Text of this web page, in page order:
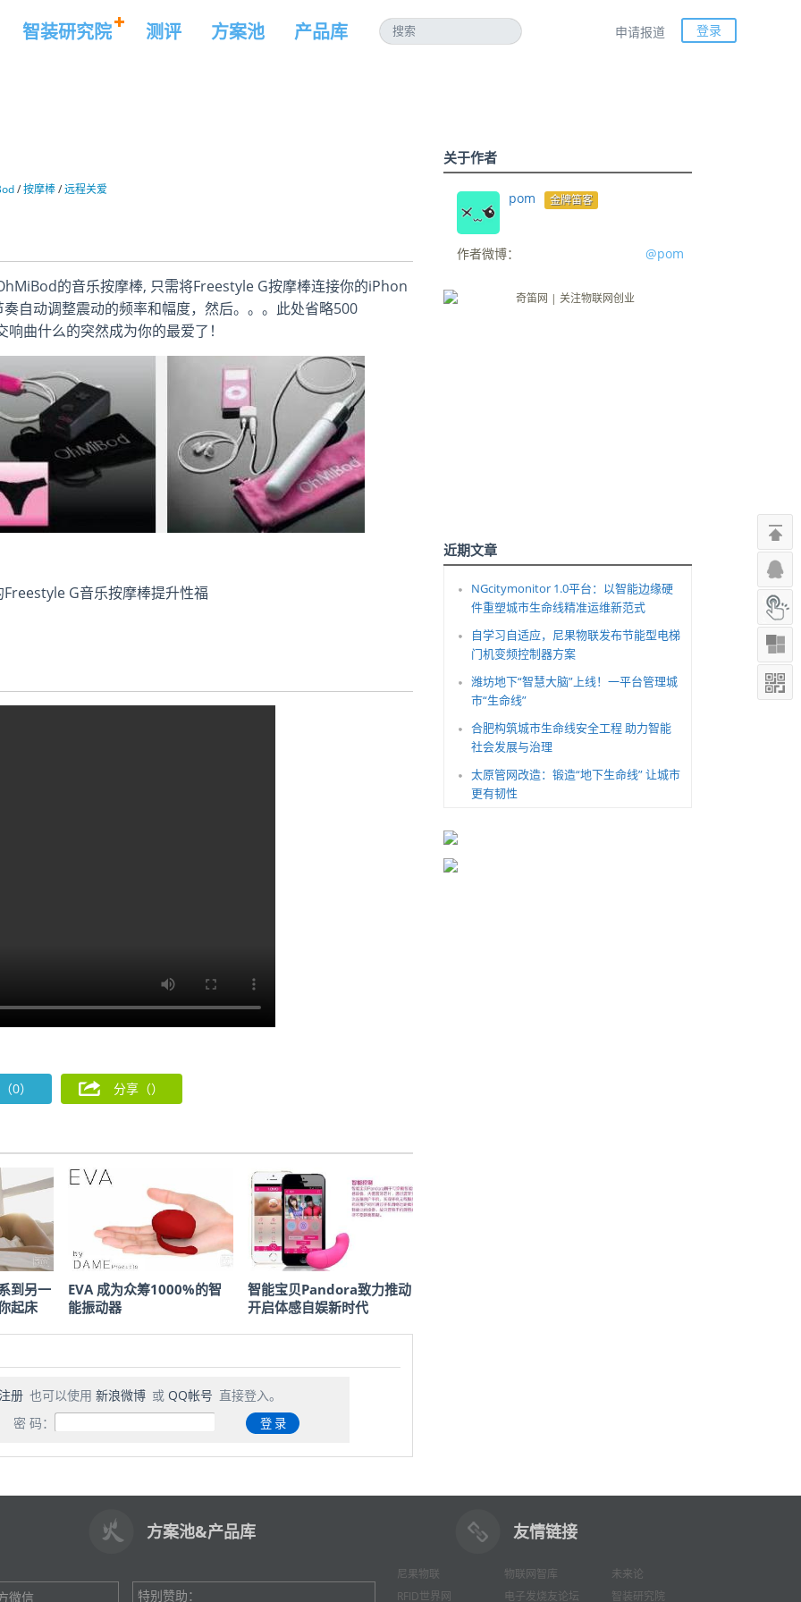
智装研究院 测评 方案池 产品库 申请报道 登录
/按摩棒/远程关爱
的音乐按摩棒, 只需将Freestyle G按摩棒连接你的iPhon
自动调整震动的频率和幅度，然后。。。此处省略500
曲什么的突然成为你的最爱了！
0） 分享（）
到另一
起床
EVA 成为众筹1000%的智
能振动器
智能宝贝Pandora致力推动
开启体感自娱新时代
册 也可以使用 新浪微博 或 QQ帐号 直接登入。
密 码：
关于作者
pom 金牌笛客
作者微博： @pom
近期文章
NGcitymonitor 1.0平台：以智能边缘硬
件重塑城市生命线精准运维新范式
自学习自适应，尼果物联发布节能型电梯
门机变频控制器方案
潍坊地下“智慧大脑”上线！一平台管理城
市“生命线”
合肥构筑城市生命线安全工程 助力智能
社会发展与治理
太原管网改造：锻造“地下生命线” 让城市
更有韧性
方案池&产品库
微信 特别赞助：
友情链接
尼果物联 物联网智库
未来论
RFID世界网
电子发烧友论坛 智装研究院